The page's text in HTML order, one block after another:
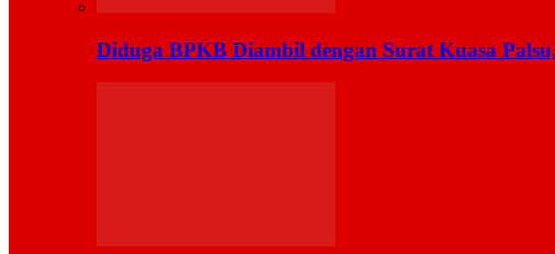
Diduga BPKB Diambil dengan Surat Kuasa